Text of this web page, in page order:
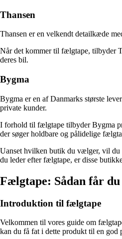
Thansen
Thansen er en velkendt detailkæde
Når det kommer til fælgtape, tilbyder
deres bil.
Bygma
Bygma er en af ​​Danmarks største
private kunder.
I forhold til fælgtape tilbyder Bygma
der søger holdbare og pålidelige
Uanset hvilken butik du vælger, vil du
du leder efter fælgtape, er disse
Fælgtape: Sådan får
Introduktion til fælgtape
Velkommen til vores guide om
kan du få fat i dette produkt til en